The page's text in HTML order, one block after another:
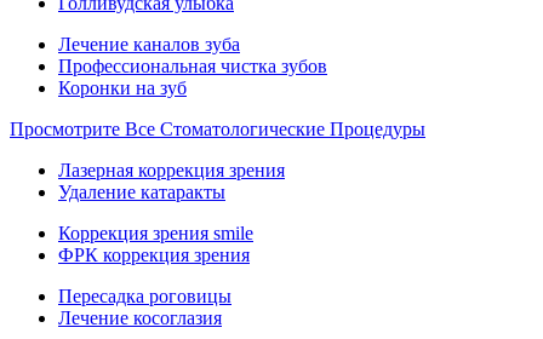
Лечение каналов зуба
Профессиональная чистка зубов
Коронки на зуб
Просмотрите Все Стоматологические Процедуры
Лазерная коррекция зрения
Удаление катаракты
Коррекция зрения smile
ФРК коррекция зрения
Пересадка роговицы
Лечение косоглазия